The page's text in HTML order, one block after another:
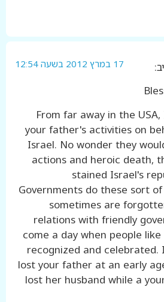
17 במרץ 2012 בשעה 12:54
From far away in the
your father's activities on
Israel. No wonder they
actions and heroic death,
stained Israel's
Governments do these sort
sometimes are
relations with friendly
come a day when people
recognized and celebrated.
lost your father at an early
lost her husband while a